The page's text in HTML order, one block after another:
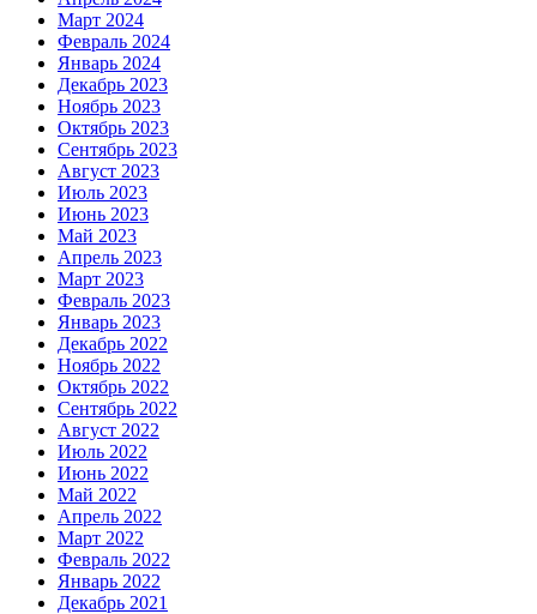
Март 2024
Февраль 2024
Январь 2024
Декабрь 2023
Ноябрь 2023
Октябрь 2023
Сентябрь 2023
Август 2023
Июль 2023
Июнь 2023
Май 2023
Апрель 2023
Март 2023
Февраль 2023
Январь 2023
Декабрь 2022
Ноябрь 2022
Октябрь 2022
Сентябрь 2022
Август 2022
Июль 2022
Июнь 2022
Май 2022
Апрель 2022
Март 2022
Февраль 2022
Январь 2022
Декабрь 2021